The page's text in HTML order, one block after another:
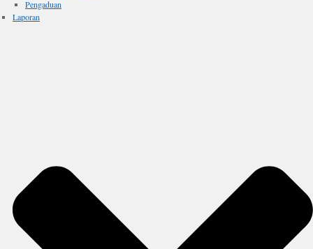
Pengaduan
Laporan